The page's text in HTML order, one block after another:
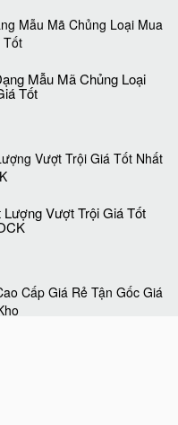
Mẫu Mã Chủng Loại
Tốt
Vượt Trội Giá Tốt